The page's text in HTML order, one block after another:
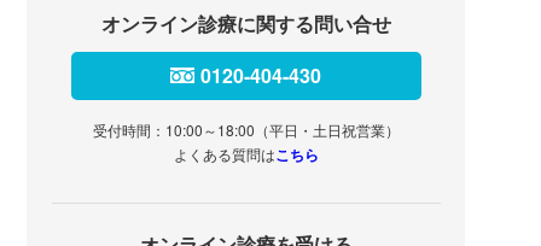
オンライン診療に関する問い合せ
0120-404-430
受付時間：10:00～18:00（平日・土日祝営業）
よくある質問はこちら